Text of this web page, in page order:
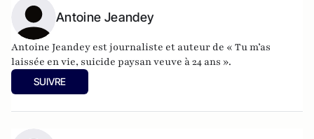
Antoine Jeandey
Antoine Jeandey est journaliste et auteur de « Tu m’as
laissée en vie, suicide paysan veuve à 24 ans ».
SUIVRE